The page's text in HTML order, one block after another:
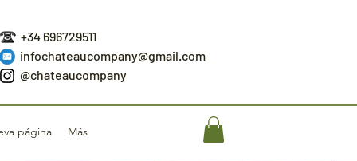
+34 696729511
infochateaucompany@gmail.com
@chateaucompany
página Más